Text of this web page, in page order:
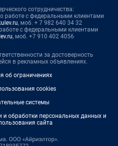
сотрудничества:
с федеральными клиентами
, моб. + 7 982 640 34 32
с федеральными клиентами
, моб. +7 910 402 4056
за достоверность
в рекламных объявлениях.
об ограничениях
cookies
системы
и обработки персональных данных и
сайта